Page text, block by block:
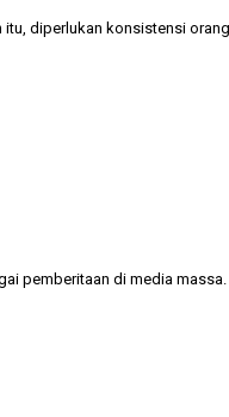
diperlukan konsistensi
pemberitaan di media